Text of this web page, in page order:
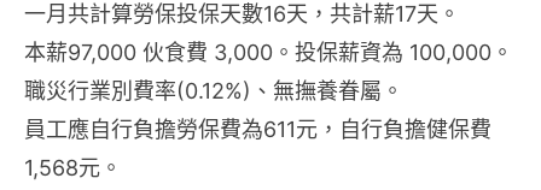
一月共計算勞保投保天數16天，共計薪17天。
本薪97,000 伙食費 3,000。投保薪資為 100,000。
職災行業別費率(0.12%)、無撫養眷屬。
員工應自行負擔勞保費為611元，自行負擔健保費
1,568元。